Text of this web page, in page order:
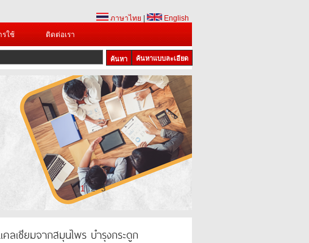
ภาษาไทย
English
รใช้ ติดต่อเรา
ค้นหาแบบละเอียด
1 2 3
ลเซียมจากสมุนไพร บำรุงกระดูก